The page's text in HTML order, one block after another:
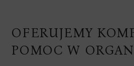
OFERUJEMY
POMOC W